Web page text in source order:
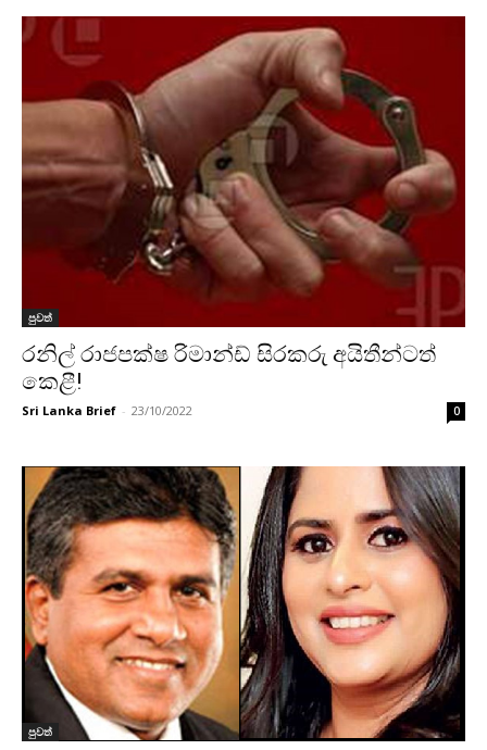
පුවත්
රනිල් රාජපක්ෂ රිමාන්ඩ් සිරකරු අයිතීන්ටත්
කෙළී!
Sri Lanka Brief - 23/10/2022 0
පුවත්